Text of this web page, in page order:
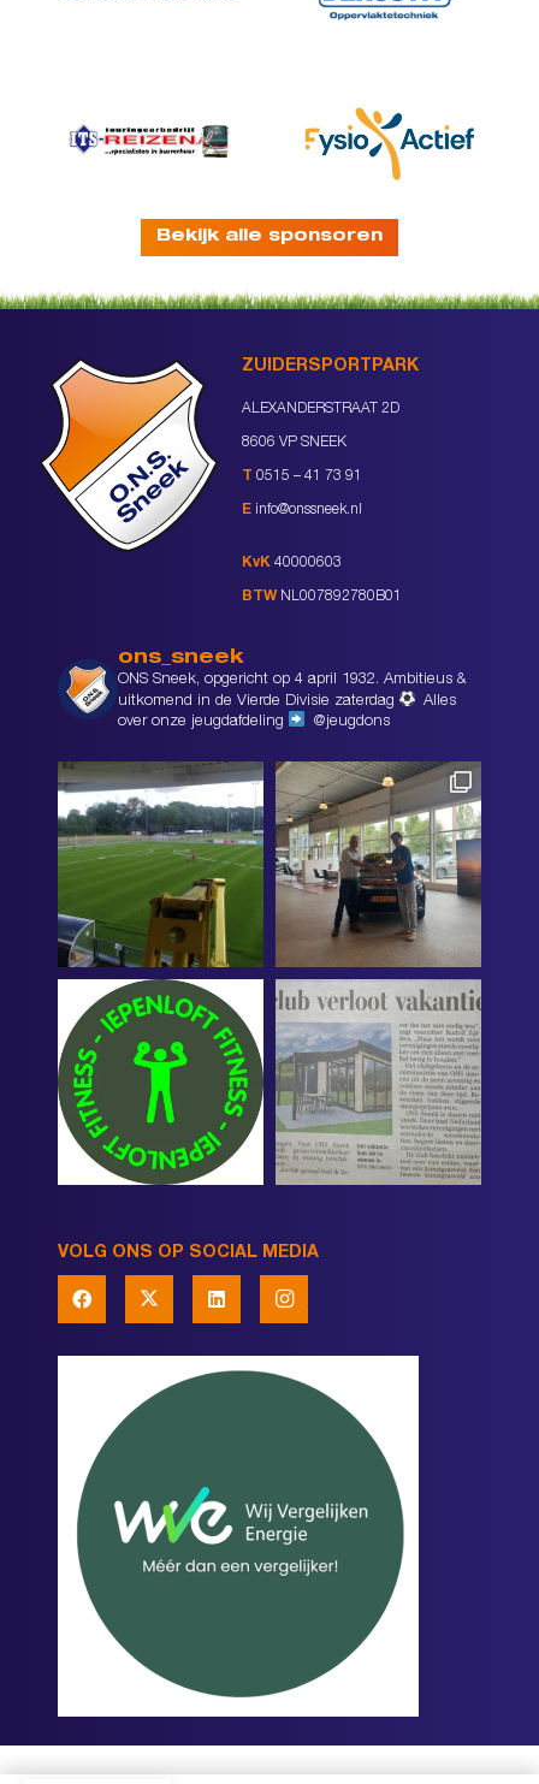
Bekijk alle sponsoren
ZUIDERSPORTPARK
ALEXANDERSTRAAT 2D
8606 VP SNEEK
T 0515 – 41 73 91
E info@onssneek.nl
KvK 40000603
BTW NL007892780B01
ons_sneek
ONS Sneek, opgericht op 4 april 1932. Ambitieus &
uitkomend in de Vierde Divisie zaterdag
Alles
over onze jeugdafdeling
@jeugdons
VOLG ONS OP SOCIAL MEDIA